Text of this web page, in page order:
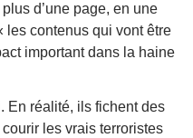
d’une page, en une
les contenus qui vont être
important dans la haine
En réalité, ils fichent des
les vrais terroristes